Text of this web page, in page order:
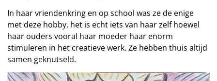
In haar vriendenkring en op school was ze de enige
met deze hobby, het is echt iets van haar zelf hoewel
haar ouders vooral haar moeder haar enorm
stimuleren in het creatieve werk. Ze hebben thuis altijd
samen geknutseld.